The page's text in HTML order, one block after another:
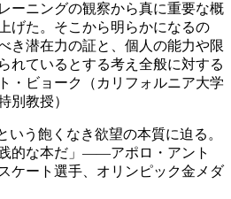
ーニングの観察から真に重要な概
げた。そこから明らかになるの
き潜在力の証と、個人の能力や限
れているとする考え全般に対する
ビョーク（カリフォルニア大学
別教授）
いう飽くなき欲望の本質に迫る。
的な本だ」――アポロ・アント
ケート選手、オリンピック金メダ